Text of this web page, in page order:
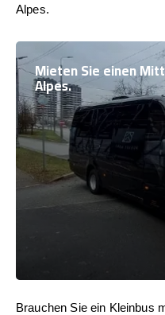
Alpes.
Mieten Sie einen
Alpes.
Brauchen Sie ein Kleinbus